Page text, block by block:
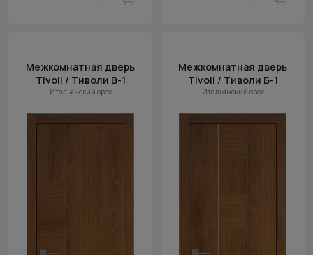
Межкомнатная дверь
Tivoli / Тиволи В-1
Итальянский орех
Межкомнатная дверь
Tivoli / Тиволи Б-1
Итальянский орех